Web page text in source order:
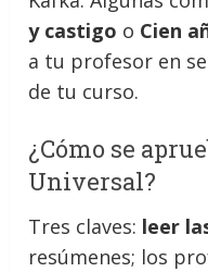
y castigo o Cien
a tu profesor en
de tu curso.
¿Cómo se
Universal?
Tres claves: leer
resúmenes; los